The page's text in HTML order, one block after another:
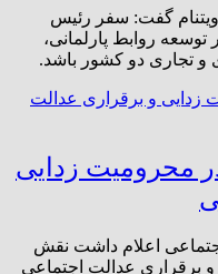
گفت: سفر رئیس
توسعه روابط پارلمانی،
و تجاری دو کشور باشد.
محرومیت زدایی
اعلام داشت نقش
برقراری عدالت اجتماعی